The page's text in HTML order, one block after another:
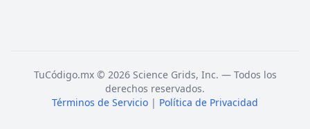
TuCódigo.mx © 2026 Science Grids, Inc. — Todos los
derechos reservados.
Términos de Servicio | Política de Privacidad